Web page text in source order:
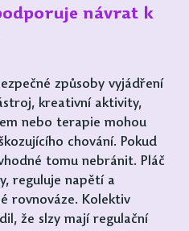
návrat k
způsoby vyjádření
kreativní aktivity,
nebo terapie mohou
chování. Pokud
tomu nebránit. Pláč
reguluje napětí a
rovnováze. Kolektiv
že slzy mají regulační